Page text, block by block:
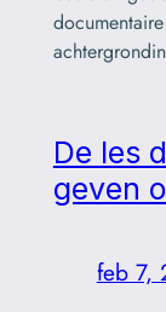
De les
geven
feb 7,